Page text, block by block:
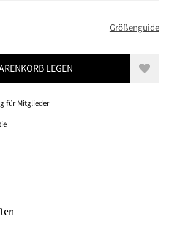
VON 220 EUR Größenguide
LEGEN Zur
für Mitglieder